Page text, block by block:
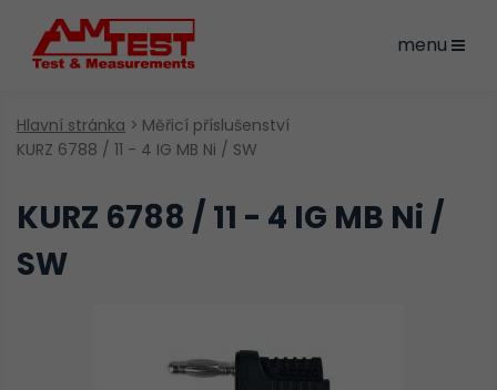
menu
Hlavní stránka
Měřicí příslušenství
KURZ 6788 / 11 - 4 IG MB Ni / SW
KURZ 6788 / 11 - 4 IG MB Ni /
SW